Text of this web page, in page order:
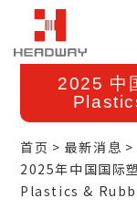
2025 中
首页 最新消息
2025年中国国际
Plastics &